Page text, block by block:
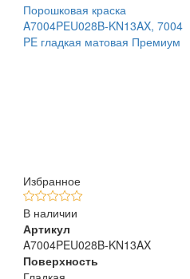
Порошковая краска
A7004PEU028B-KN13AX, 7004
PE гладкая матовая Премиум
Избранное
В наличии
Артикул
A7004PEU028B-KN13AX
Поверхность